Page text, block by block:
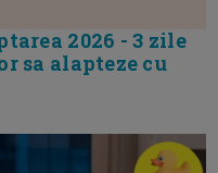
2026 - 3 zile
sa alapteze cu